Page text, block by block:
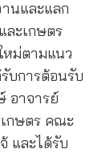
นและแลก
ละเกษตร
ม่ตามแนว
บการต้อนรับ
อาจารย์
เกษตร คณะ
และได้รับ